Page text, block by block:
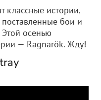
классные истории,
бои и
осенью
— Ragnarök. Жду!